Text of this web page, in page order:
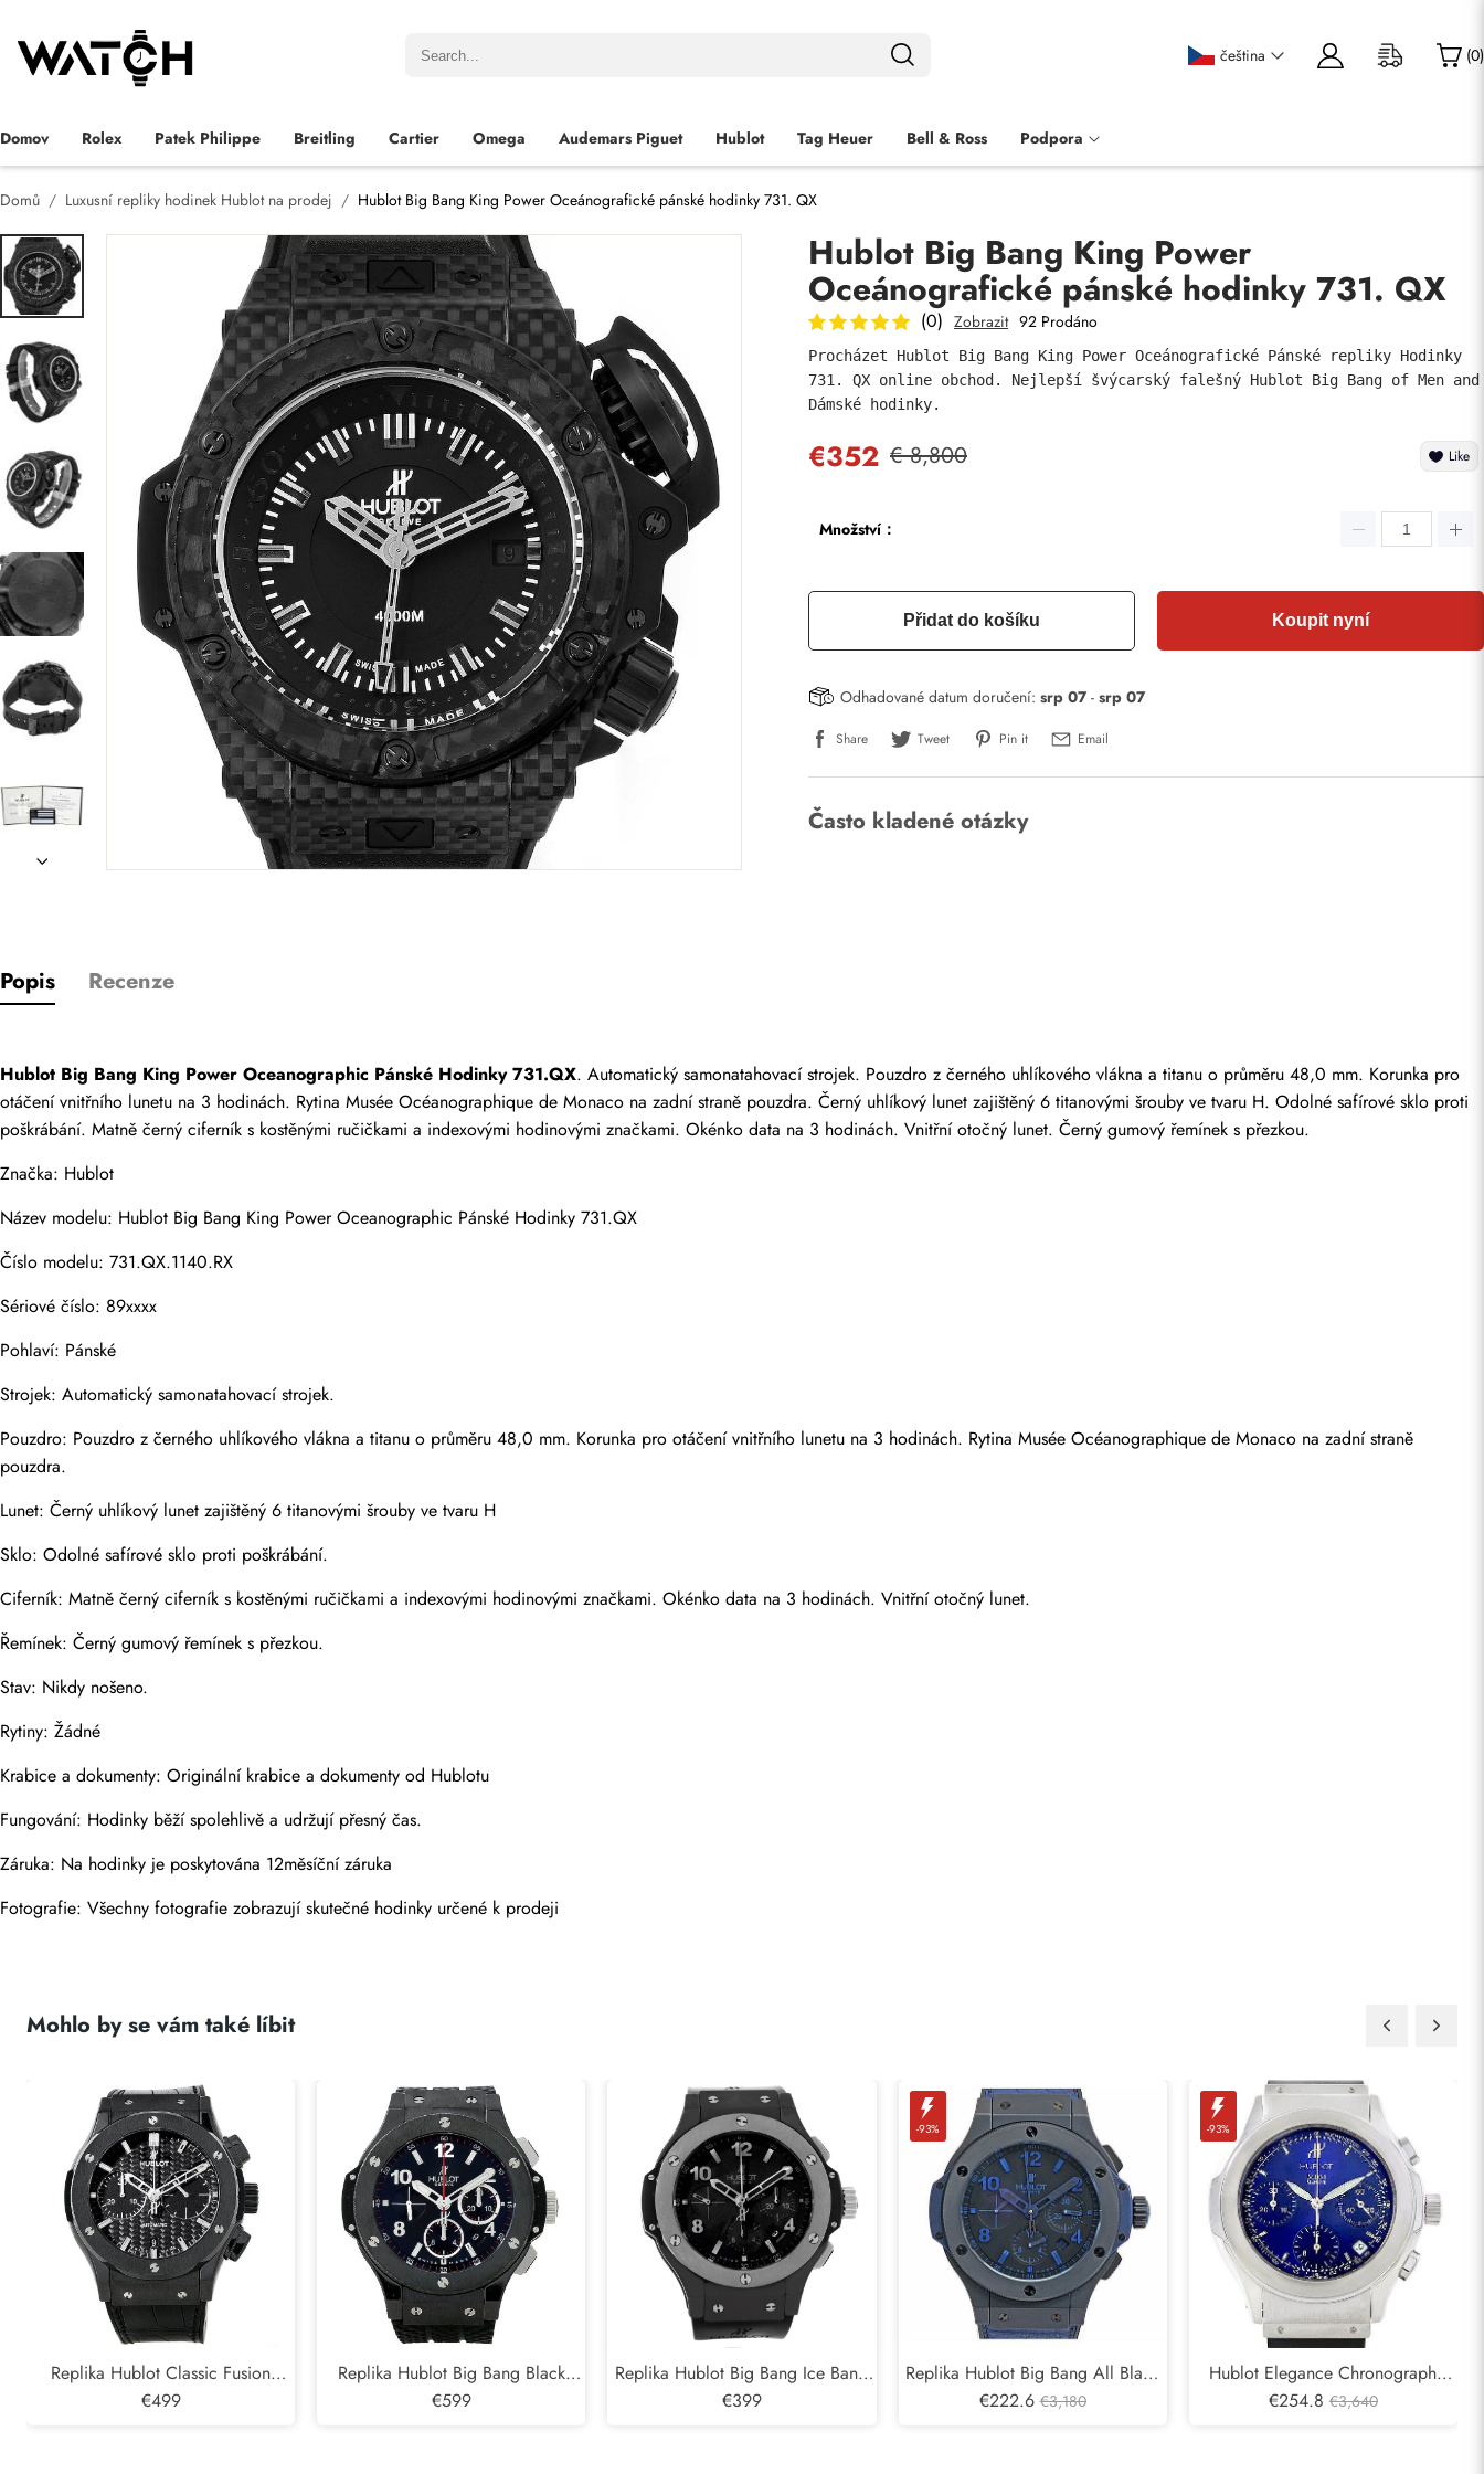
čeština (0)
Domov Rolex Patek Philippe Breitling Cartier Omega Audemars Piguet Hublot Tag Heuer Bell & Ross Podpora
Domů Luxusní repliky hodinek Hublot na prodej Hublot Big Bang King Power Oceánografické pánské hodinky 731. QX
Hublot Big Bang King Power
Oceánografické pánské hodinky 731. QX
(0) Zobrazit 92 Prodáno
Procházet Hublot Big Bang King Power Oceánografické Pánské repliky Hodinky
731. QX online obchod. Nejlepší švýcarský falešný Hublot Big Bang of Men and
Dámské hodinky.
€352 € 8,800 Like
Množství：
Přidat do košíku Koupit nyní
Odhadované datum doručení: srp 07- srp 07
Share Tweet Pin it Email
Často kladené otázky
Popis Recenze
Hublot Big Bang King Power Oceanographic Pánské Hodinky 731.QX. Automatický samonatahovací strojek. Pouzdro z černého uhlíkového vlákna a titanu o průměru 48,0 mm. Korunka pro
otáčení vnitřního lunetu na 3 hodinách. Rytina Musée Océanographique de Monaco na zadní straně pouzdra. Černý uhlíkový lunet zajištěný 6 titanovými šrouby ve tvaru H. Odolné safírové sklo proti
poškrábání. Matně černý ciferník s kostěnými ručičkami a indexovými hodinovými značkami. Okénko data na 3 hodinách. Vnitřní otočný lunet. Černý gumový řemínek s přezkou.
Značka: Hublot
Název modelu: Hublot Big Bang King Power Oceanographic Pánské Hodinky 731.QX
Číslo modelu: 731.QX.1140.RX
Sériové číslo: 89xxxx
Pohlaví: Pánské
Strojek: Automatický samonatahovací strojek.
Pouzdro: Pouzdro z černého uhlíkového vlákna a titanu o průměru 48,0 mm. Korunka pro otáčení vnitřního lunetu na 3 hodinách. Rytina Musée Océanographique de Monaco na zadní straně
pouzdra.
Lunet: Černý uhlíkový lunet zajištěný 6 titanovými šrouby ve tvaru H
Sklo: Odolné safírové sklo proti poškrábání.
Ciferník: Matně černý ciferník s kostěnými ručičkami a indexovými hodinovými značkami. Okénko data na 3 hodinách. Vnitřní otočný lunet.
Řemínek: Černý gumový řemínek s přezkou.
Stav: Nikdy nošeno.
Rytiny: Žádné
Krabice a dokumenty: Originální krabice a dokumenty od Hublotu
Fungování: Hodinky běží spolehlivě a udržují přesný čas.
Záruka: Na hodinky je poskytována 12měsíční záruka
Fotografie: Všechny fotografie zobrazují skutečné hodinky určené k prodeji
Mohlo by se vám také líbit
Replika Hublot Classic Fusion
Chronograph černá magie 45mm
€499
Replika Hublot Big Bang Black
Magic Pánské hodinky 301.CX.130.
€599
Replika Hublot Big Bang Ice Bang
Black Keramické Pánské hodinky
€399
-93%
Replika Hublot Big Bang All Black
Blu limitovaná edice 263 / 500
€222.6 €3,180
-93%
Hublot Elegance Chronograph
Steel Blue Dial Replica Hodinky
€254.8 €3,640
Hodnocení
E-mail